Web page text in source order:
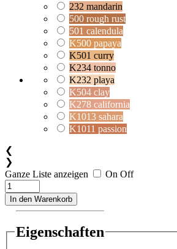
232 mandarin
500 rough rust
501 calendula
K500 papaya
K501 curry
K234 tonno
K232 playa
K504 clay
K278 california
K1013 sahara
K1011 passion
❮
❯
Ganze Liste anzeigen
On Off
In den Warenkorb
Eigenschaften